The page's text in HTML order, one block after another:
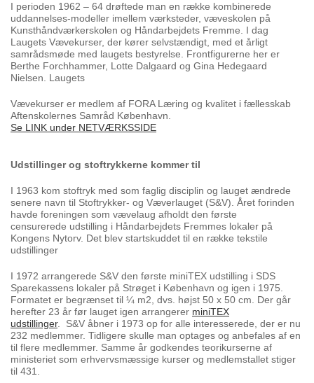
I perioden 1962 – 64 drøftede man en række kombinerede
uddannelses-modeller imellem værksteder, væveskolen på
Kunsthåndværkerskolen og Håndarbejdets Fremme. I dag
Laugets Vævekurser, der kører selvstændigt, med et årligt
samrådsmøde med laugets bestyrelse. Frontfigurerne her er
Berthe Forchhammer, Lotte Dalgaard og Gina Hedegaard
Nielsen. Laugets
Vævekurser er medlem af FORA Læring og kvalitet i fællesskab
Aftenskolernes Samråd København.
Se LINK under NETVÆRKSSIDE
Udstillinger og stoftrykkerne kommer til
I 1963 kom stoftryk med som faglig disciplin og lauget ændrede
senere navn til Stoftrykker- og Væverlauget (S&V). Året forinden
havde foreningen som vævelaug afholdt den første
censurerede udstilling i Håndarbejdets Fremmes lokaler på
Kongens Nytorv. Det blev startskuddet til en række tekstile
udstillinger
I 1972 arrangerede S&V den første miniTEX udstilling i SDS
Sparekassens lokaler på Strøget i København og igen i 1975.
Formatet er begrænset til ¼ m2, dvs. højst 50 x 50 cm. Der går
herefter 23 år før lauget igen arrangerer miniTEX
udstillinger.
S&V åbner i 1973 op for alle interesserede, der er nu
232 medlemmer. Tidligere skulle man optages og anbefales af en
til flere medlemmer. Samme år godkendes teorikurserne af
ministeriet som erhvervsmæssige kurser og medlemstallet stiger
til 431.